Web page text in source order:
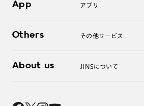
よくあるご質問
お問い合わせ
App アプリ
Others その他サービス
レンズ交換
About us JINSについて